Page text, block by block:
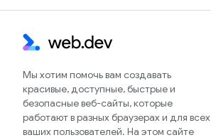
Мы хотим помочь вам создавать
красивые, доступные, быстрые и
безопасные веб-сайты, которые
работают в разных браузерах и для всех
ваших пользователей. На этом сайте